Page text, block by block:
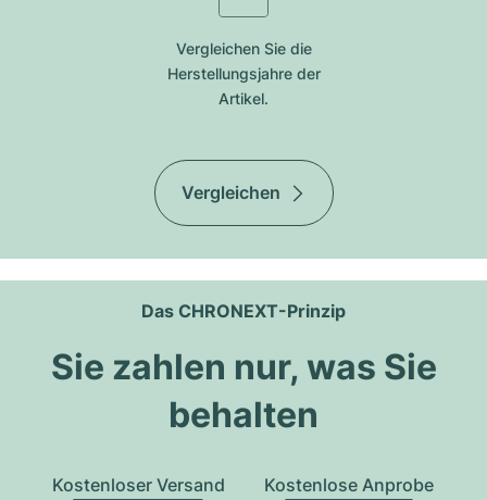
Vergleichen Sie die
Herstellungsjahre der
Artikel.
Vergleichen
Das CHRONEXT-Prinzip
Sie zahlen nur, was Sie
behalten
Kostenloser Versand Kostenlose Anprobe